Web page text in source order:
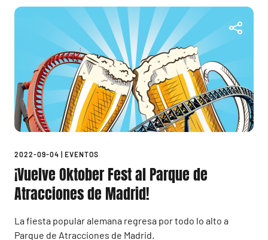
2022-09-04 EVENTOS
¡Vuelve Oktober Fest al Parque de
Atracciones de Madrid!
La fiesta popular alemana regresa por todo lo alto a
Parque de Atracciones de Madrid.